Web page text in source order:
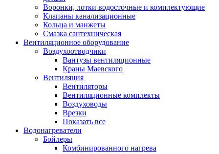
Воронки, лотки водосточные и комплектующие
Клапаны канализационные
Кольца и манжеты
Смазка сантехническая
Вентиляционное оборудование
Воздухоотводчики
Вантузы вентиляционные
Краны Маевского
Вентиляция
Вентиляторы
Вентиляционные комплекты
Воздуховоды
Врезки
Показать все
Водонагреватели
Бойлеры
Комбинированного нагрева